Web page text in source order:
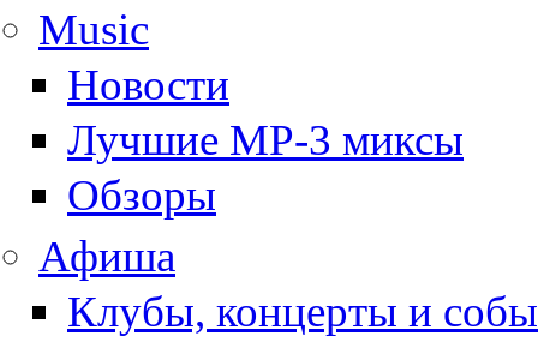
Music
Новости
Лучшие MP-3 миксы
Обзоры
Афиша
Клубы, концерты и